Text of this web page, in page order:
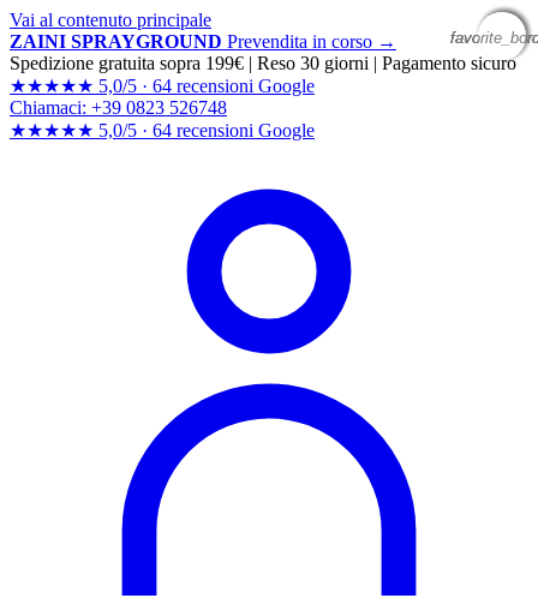
Vai al contenuto principale
ZAINI SPRAYGROUND Prevendita in corso →
Spedizione gratuita sopra 199€ | Reso 30 giorni | Pagamento sicuro
★★★★★ 5,0/5 · 64 recensioni Google
Chiamaci: +39 0823 526748
★★★★★ 5,0/5 · 64 recensioni Google